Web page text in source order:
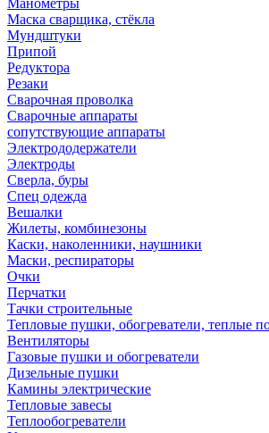
Манометры
Маска сварщика, стёкла
Мундштуки
Припой
Редуктора
Резаки
Сварочная проволка
Сварочные аппараты
сопутствующие аппараты
Электрододержатели
Электроды
Сверла, буры
Спец одежда
Вешалки
Жилеты, комбинезоны
Каски, наколенники, наушники
Маски, респираторы
Очки
Перчатки
Тачки строительные
Тепловые пушки, обогреватели, теплые
Вентиляторы
Газовые пушки и обогреватели
Дизельные пушки
Камины электрические
Тепловые завесы
Теплообогреватели